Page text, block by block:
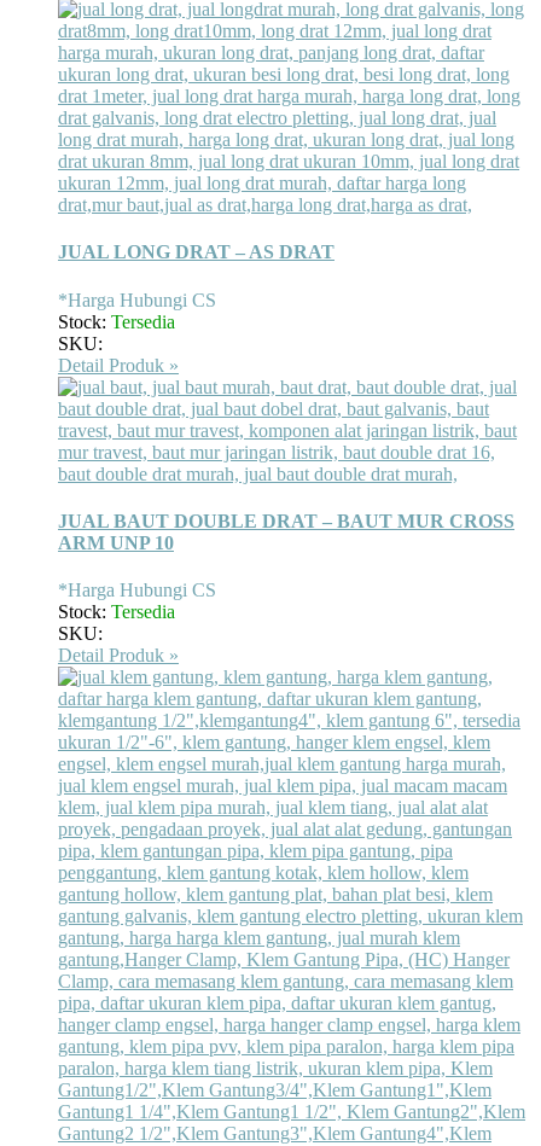
JUAL LONG DRAT – AS DRAT
*Harga Hubungi CS
Stock: Tersedia
SKU:
Detail Produk »
JUAL BAUT DOUBLE DRAT – BAUT MUR CROSS
ARM UNP 10
*Harga Hubungi CS
Stock: Tersedia
SKU:
Detail Produk »